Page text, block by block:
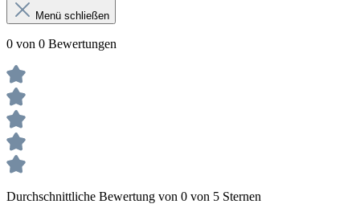
Menü schließen
0 von 0 Bewertungen
Durchschnittliche Bewertung von 0 von 5 Sternen